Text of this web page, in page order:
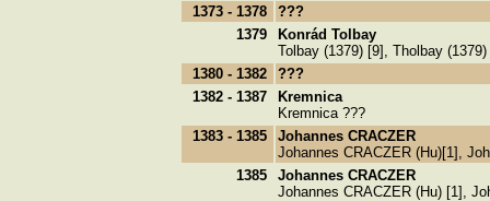
1373 - 1378
???
1379
Konrád Tolbay
Tolbay (1379) [9], Tholbay
1380 - 1382
???
1382 - 1387
Kremnica
Kremnica ???
1383 - 1385
Johannes CRACZER
Johannes CRACZER (Hu)[1],
1385
Johannes CRACZER
Johannes CRACZER (Hu) [1],